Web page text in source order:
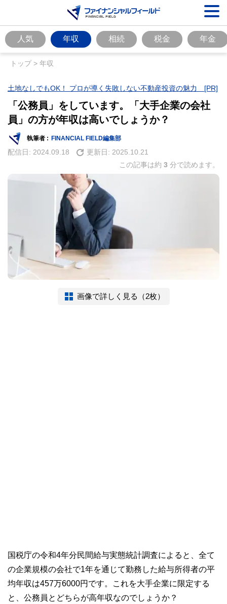
人気 年収 相続 税金 年金
トップ> 年収
土地なしでもOK！ プロが導く失敗しない不動産投資の魅力 [PR]
「公務員」をしています。「大手企業の会社
員」の方が年収は高いでしょうか？
執筆者 : FINANCIAL FIELD編集部
配信日: 2024.09.18 更新日: 2025.10.21
この記事は約 3 分で読めます。
画像で詳しく見る（2枚）
国税庁の令和4年分民間給与実態統計調査によると、全て
の企業規模の会社で1年を通じて勤務した給与所得者の平
均年収は457万6000円です。これを大手企業に限定する
と、公務員とどちらが高年収なのでしょうか？